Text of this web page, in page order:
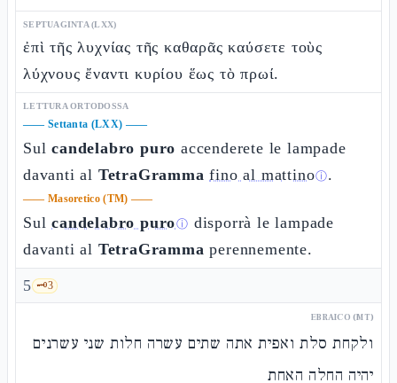
SEPTUAGINTA (LXX)
ἐπὶ τῆς λυχνίας τῆς καθαρᾶς καύσετε τοὺς
λύχνους ἔναντι κυρίου ἕως τὸ πρωί.
LETTURA ORTODOSSA
—— Settanta (LXX) ——
Sulcandelabro puro accenderete le lampade
davanti al TetraGramma fino al mattinoⓘ.
—— Masoretico (TM) ——
Sulcandelabro puroⓘ disporrà le lampade
davanti al TetraGramma perennemente.
5 🗝️3
EBRAICO (MT)
ולקחת סלת ואפית אתה שתים עשרה חלות שני עשרנים
יהיה החלה האחת